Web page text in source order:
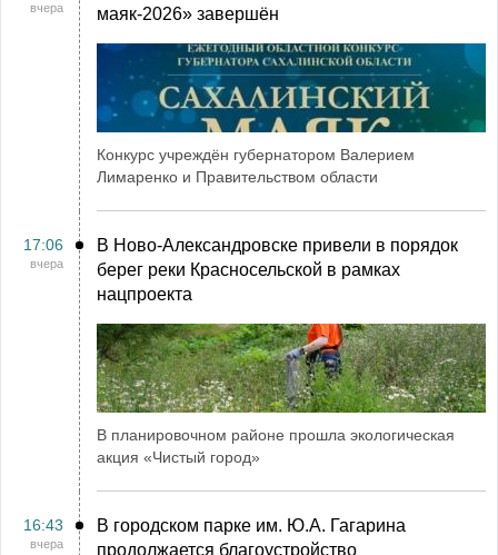
вчера
маяк‑2026» завершён
Конкурс учреждён губернатором Валерием
Лимаренко и Правительством области
17:06
вчера
В Ново-Александровске привели в порядок
берег реки Красносельской в рамках
нацпроекта
В планировочном районе прошла экологическая
акция «Чистый город»
16:43
вчера
В городском парке им. Ю.А. Гагарина
продолжается благоустройство